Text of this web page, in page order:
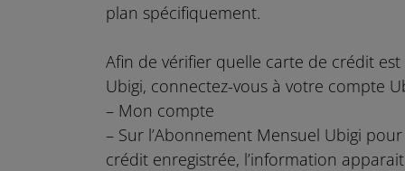
plan spécifiquement.
Afin de vérifier quelle carte de crédit
Ubigi, connectez-vous à votre compte
– Mon compte
– Sur l’Abonnement Mensuel Ubigi
crédit enregistrée, l’information